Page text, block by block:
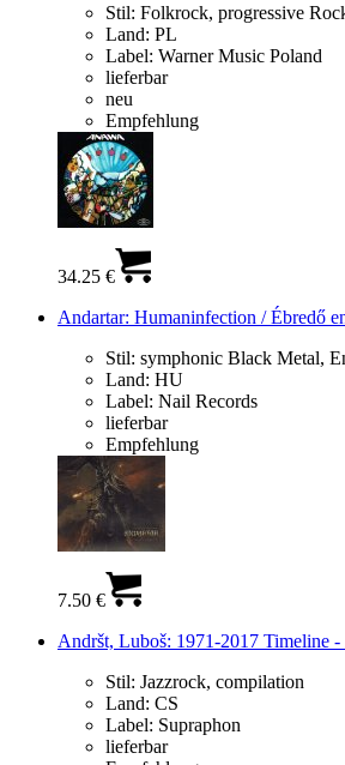
Stil: Folkrock, progressive
Land: PL
Label: Warner Music Poland
lieferbar
neu
Empfehlung
34.25 €
Andartar: Humaninfection / Ébredő
Stil: symphonic Black Metal,
Land: HU
Label: Nail Records
lieferbar
Empfehlung
7.50 €
Andršt, Luboš: 1971-2017 Timeline
Stil: Jazzrock, compilation
Land: CS
Label: Supraphon
lieferbar